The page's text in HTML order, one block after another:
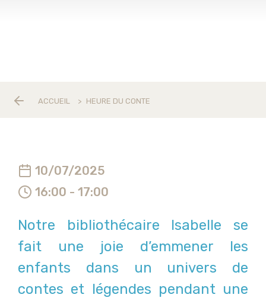
ACCUEIL > HEURE DU CONTE
10/07/2025
16:00 - 17:00
Notre bibliothécaire Isabelle se
fait une joie d’emmener les
enfants dans un univers de
contes et légendes pendant une